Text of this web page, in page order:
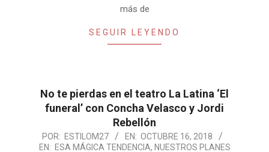
más de
SEGUIR LEYENDO
No te pierdas en el teatro La Latina ‘El
funeral’ con Concha Velasco y Jordi
Rebellón
2018-
POR: ESTILOM27 EN: OCTUBRE 16, 2018
EN: ESA MÁGICA TENDENCIA, NUESTROS PLANES